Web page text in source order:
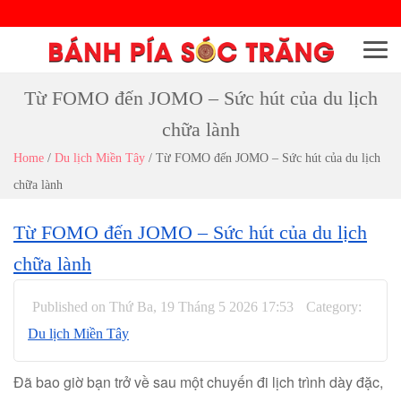
Menu
Từ FOMO đến JOMO – Sức hút của du lịch
chữa lành
Home / Du lịch Miền Tây / Từ FOMO đến JOMO – Sức hút của du lịch
chữa lành
Từ FOMO đến JOMO – Sức hút của du lịch
chữa lành
Published on Thứ Ba, 19 Tháng 5 2026 17:53
Category:
Du lịch Miền Tây
Đã bao giờ bạn trở về sau một chuyến đi lịch trình dày đặc,